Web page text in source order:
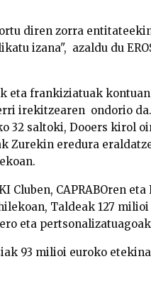
diren zorra
izana", azaldu du
eta frankiziatuak
irekitzearen ondorio
32 saltoki, Dooers kirol
eredura
CAPRABOren eta
Taldeak 127
eta
93 milioi euroko